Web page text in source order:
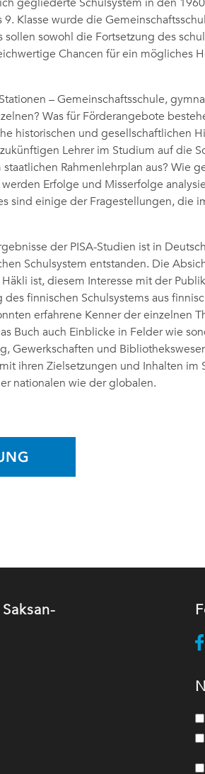
gegliederte Schulsystem in den
Klasse wurde die
sowohl die Fortsetzung des
Chancen für ein mögliches
– Gemeinschaftsschule,
Was für Förderangebote
historischen und gesellschaftlichen
Lehrer im Studium auf die
Rahmenlehrplan aus? Wie
Erfolge und Misserfolge
sind einige der Fragestellungen, die
der PISA-Studien ist in
Schulsystem entstanden. Die
Häkli ist, diesem Interesse mit der
finnischen Schulsystems aus
erfahrene Kenner der einzelnen
Buch auch Einblicke in Felder wie
Gewerkschaften und
ihren Zielsetzungen und Inhalten im
nationalen wie der globalen.